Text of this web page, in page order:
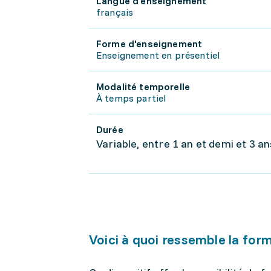
français
Forme d'enseignement
Enseignement en présentiel
Modalité temporelle
À temps partiel
Durée
Variable, entre 1 an et demi et 3
Voici à quoi ressemble la